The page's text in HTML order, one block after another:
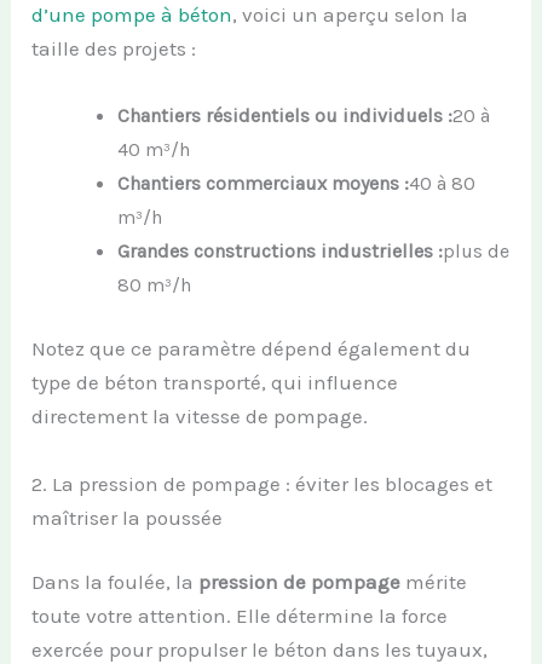
d’une pompe à béton, voici un aperçu selon la
taille des projets :
Chantiers résidentiels ou individuels :20 à
40 m³/h
Chantiers commerciaux moyens :40 à 80
m³/h
Grandes constructions industrielles :plus de
80 m³/h
Notez que ce paramètre dépend également du
type de béton transporté, qui influence
directement la vitesse de pompage.
2. La pression de pompage : éviter les blocages et
maîtriser la poussée
Dans la foulée, la pression de pompage mérite
toute votre attention. Elle détermine la force
exercée pour propulser le béton dans les tuyaux,